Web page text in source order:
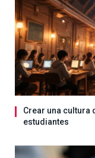
Crear una cultura
estudiantes